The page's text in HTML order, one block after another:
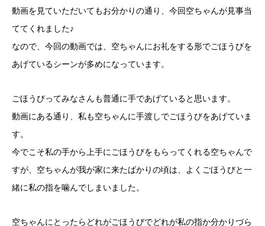
動画を見ていただいてもお分かりの通り、今回空ちゃんが見事当
ててくれました♪
なので、今回の動画では、空ちゃんにお礼をする形でごほうびを
あげているシーンが多めになっています。
ごほうびってみなさんも普通に手であげていると思います。
動画にある通り、私も空ちゃんに手渡しでごほうびをあげていま
す。
今でこそ私の手から上手にごほうびをもらってくれる空ちゃんで
すが、空ちゃんが我が家に来たばかりの頃は、よくごほうびと一
緒に私の指を噛んでしまいました。
空ちゃんにとったらどれがごほうびでどれが私の指か分かりづら